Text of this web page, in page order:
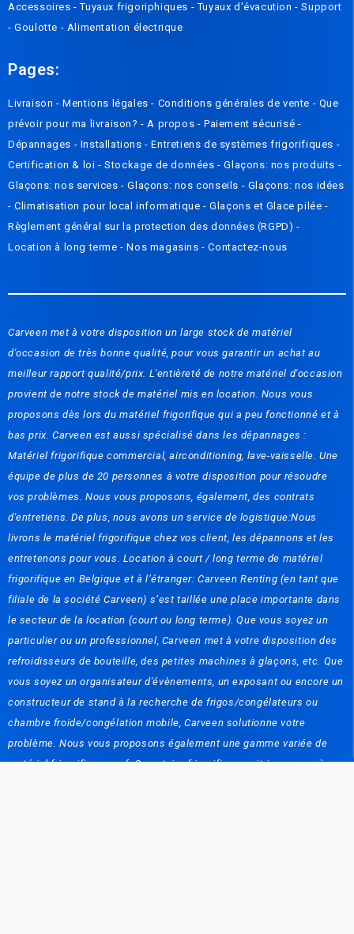
Accessoires-Tuyaux frigoriphiques -Tuyaux d'évacution-Support
-Goulotte - Alimentation électrique
Pages:
Livraison -Mentions légales- Conditions générales de vente - Que
prévoir pour ma livraison? - A propos -Paiement sécurisé -
Dépannages - Installations-Entretiens de systèmes frigorifiques -
Certification & loi -Stockage de données-Glaçons: nos produits -
Glaçons: nos services-Glaçons: nos conseils - Glaçons: nos idées
-Climatisation pour local informatique-Glaçons et Glace pilée-
Règlement général sur la protection des données (RGPD)-
Location à long terme -Nos magasins-Contactez-nous
Carveen met à votre disposition un large stock de matériel
d'occasion de très bonne qualité, pour vous garantir un achat au
meilleur rapport qualité/prix. L'entièreté de notre matériel d'occasion
provient de notre stock de matériel mis en location. Nous vous
proposons dès lors du matériel frigorifique qui a peu fonctionné et à
bas prix. Carveen est aussi spécialisé dans les dépannages :
Matériel frigorifique commercial, airconditioning, lave-vaisselle. Une
équipe de plus de 20 personnes à votre disposition pour résoudre
vos problèmes. Nous vous proposons, également, des contrats
d'entretiens. De plus, nous avons un service de logistique:Nous
livrons le matériel frigorifique chez vos client, les dépannons et les
entretenons pour vous. Location à court / long terme de matériel
frigorifique en Belgique et à l’étranger: Carveen Renting (en tant que
filiale de la société Carveen) s’est taillée une place importante dans
le secteur de la location (court ou long terme). Que vous soyez un
particulier ou un professionnel, Carveen met à votre disposition des
refroidisseurs de bouteille, des petites machines à glaçons, etc. Que
vous soyez un organisateur d'évènements, un exposant ou encore un
constructeur de stand à la recherche de frigos/congélateurs ou
chambre froide/congélation mobile, Carveen solutionne votre
problème. Nous vous proposons également une gamme variée de
matériel frigorifique neuf: Comptoirs frigorifiques, vitrines, cave à